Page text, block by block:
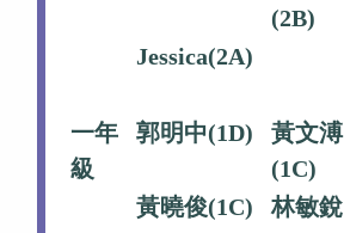
(2B)
Jessica(2A)
一年
級
郭明中(1D)
黃文溥
(1C)
黃曉俊(1C)
林敏銳